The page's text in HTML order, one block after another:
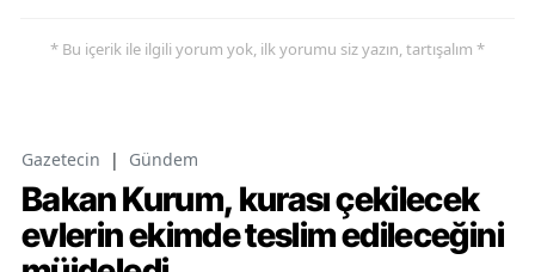
* Bu içerik ile ilgili yorum yok, ilk yorumu siz yazın, tartışalım *
Gazetecin | Gündem
Bakan Kurum, kurası çekilecek
evlerin ekimde teslim edileceğini